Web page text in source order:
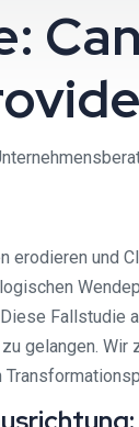
erodieren und
Fallstudie
gelangen.